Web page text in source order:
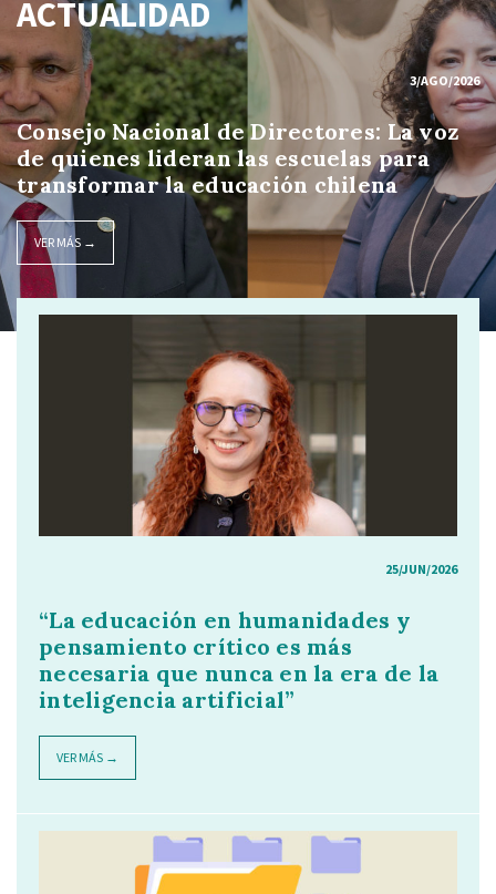
ACTUALIDAD
3/AGO/2026
Consejo Nacional de Directores: La voz
de quienes lideran las escuelas para
transformar la educación chilena
VER MÁS →
25/JUN/2026
“La educación en humanidades y
pensamiento crítico es más
necesaria que nunca en la era de la
inteligencia artificial”
VER MÁS →